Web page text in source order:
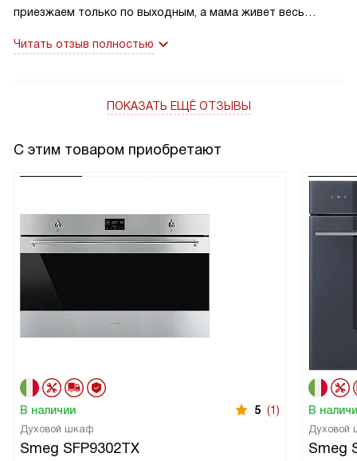
приезжаем только по выходным, а мама живет весь
отрицательного к ее работе у нас нет. Она очень
все устраивает. Только вот цена на нее высока.
Читать отзыв полностью
ПОКАЗАТЬ ЕЩЁ ОТЗЫВЫ
С этим товаром приобретают
В наличии 5 (1)
Духовой шкаф
Smeg SFP9302TX
В
Духовой
Smeg